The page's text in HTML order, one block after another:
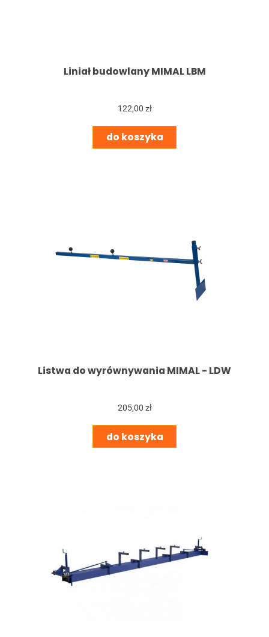
Liniał budowlany MIMAL LBM
122,00 zł
do koszyka
Listwa do wyrównywania MIMAL - LDW
205,00 zł
do koszyka